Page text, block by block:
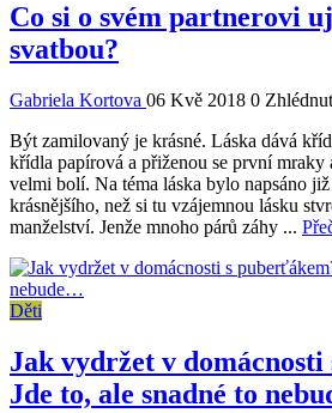
Co si o svém partnerovi
svatbou?
Gabriela Kortova 06 Kvě 2018 0
Být zamilovaný je krásné. Láska dává
křídla papírová a přiženou se první mraky
velmi bolí. Na téma láska bylo napsáno
krásnějšího, než si tu vzájemnou lásku
manželství. Jenže mnoho párů záhy ...
Děti
Jak vydržet v
Jde to, ale snadné to